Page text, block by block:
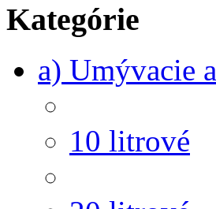
Kategórie
a) Umývacie
10 litrové